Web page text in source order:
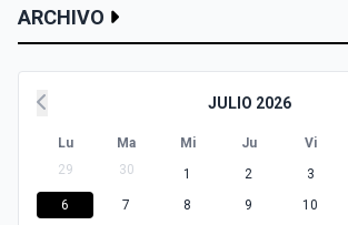
ARCHIVO
JULIO 2026
Lu Ma Mi Ju Vi
29
30 1 2 3
6
7 8 9 10